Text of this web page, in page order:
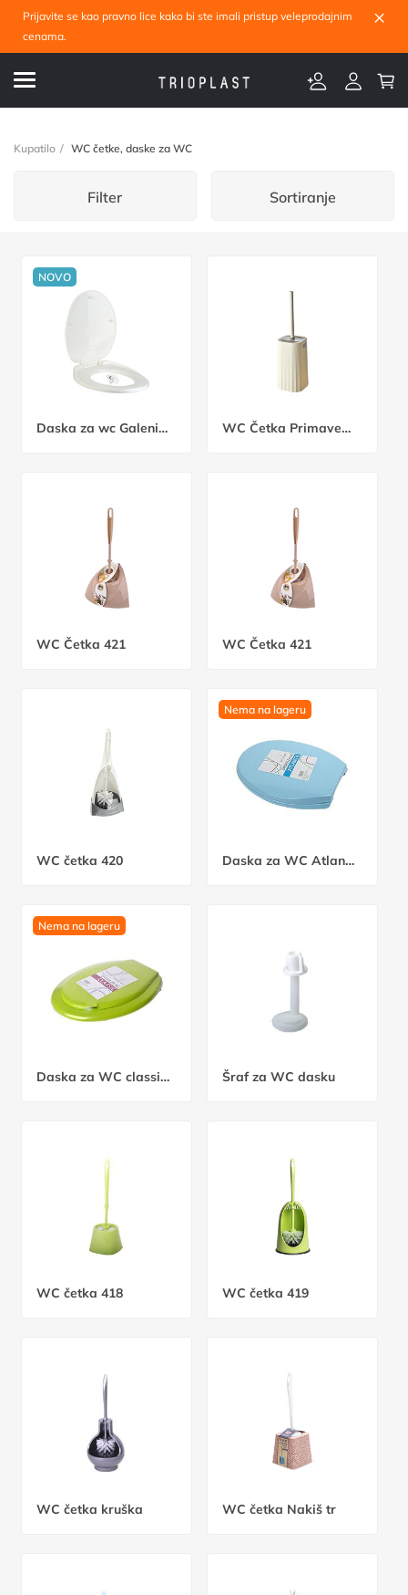
Prijavite se kao pravno lice kako bi ste imali pristup veleprodajnim
cenama.
×
Kupatilo WC četke, daske za WC
Filter Sortiranje
NOVO
Daska za wc Galenika WC Četka Primavera mis
WC Četka 421 WC Četka 421
WC četka 420 Daska za WC Atlantic A
Nema na lageru
Daska za WC classic A
Nema na lageru
Šraf za WC dasku
WC četka 418 WC četka 419
WC četka kruška WC četka Nakiš tr